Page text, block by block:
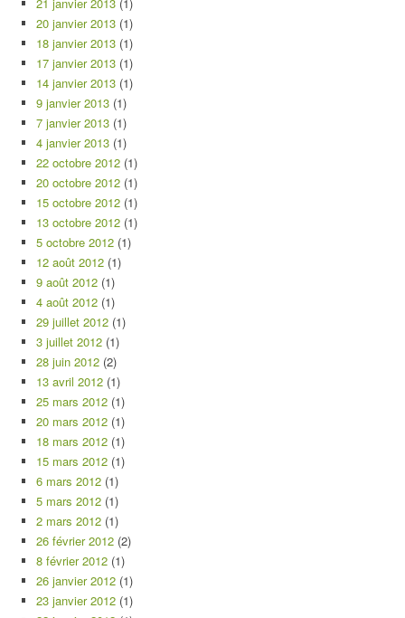
20 janvier 2013 (1)
18 janvier 2013 (1)
17 janvier 2013 (1)
14 janvier 2013 (1)
9 janvier 2013 (1)
7 janvier 2013 (1)
4 janvier 2013 (1)
22 octobre 2012 (1)
20 octobre 2012 (1)
15 octobre 2012 (1)
13 octobre 2012 (1)
5 octobre 2012 (1)
12 août 2012 (1)
9 août 2012 (1)
4 août 2012 (1)
29 juillet 2012 (1)
3 juillet 2012 (1)
28 juin 2012 (2)
13 avril 2012 (1)
25 mars 2012 (1)
20 mars 2012 (1)
18 mars 2012 (1)
15 mars 2012 (1)
6 mars 2012 (1)
5 mars 2012 (1)
2 mars 2012 (1)
26 février 2012 (2)
8 février 2012 (1)
26 janvier 2012 (1)
23 janvier 2012 (1)